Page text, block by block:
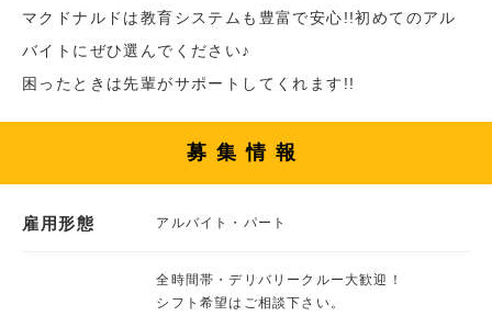
マクドナルドは教育システムも豊富で安心!!初めてのアル
バイトにぜひ選んでください♪
困ったときは先輩がサポートしてくれます!!
募集情報
雇用形態 アルバイト・パート
全時間帯・デリバリークルー大歓迎！
シフト希望はご相談下さい。